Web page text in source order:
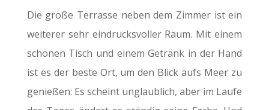
Die große Terrasse neben dem Zimmer ist ein
weiterer sehr eindrucksvoller Raum. Mit einem
schönen Tisch und einem Getränk in der Hand
ist es der beste Ort, um den Blick aufs Meer zu
genießen: Es scheint unglaublich, aber im Laufe